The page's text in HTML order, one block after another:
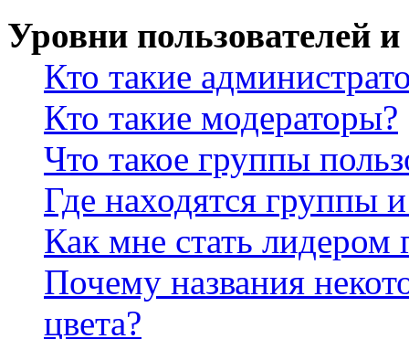
Уровни пользователей
Кто такие
Кто такие модераторы?
Что такое группы
Где находятся группы
Как мне стать лидером
Почему названия
цвета?